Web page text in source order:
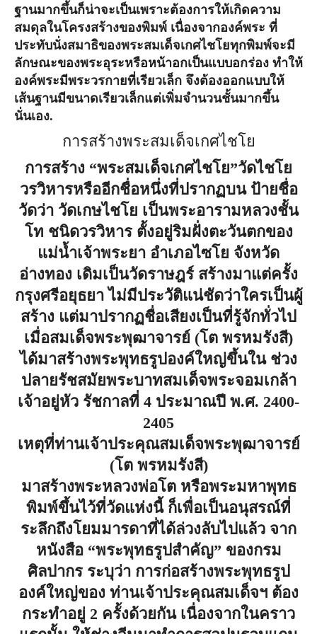
ฐานมากขึ้นก็น่าจะเป็นเพราะต้องการให้เกิดความ
สมดุลในโครงสร้างของพิมพ์ เนื่องจากองค์พระ ที่
ประทับนั่งสมาธิของพระสมเด็จเกศไชโยทุกพิมพ์จะมี
ลักษณะของพระอุระหรือหน้าอกเป็นแบบอกร่อง ทำให้
องค์พระมีพระวรกายที่เรียวเล็ก จึงต้องออกแบบให้
เส้นฐานมีขนาดเรียวเล็กแต่เพิ่มจำนวนชั้นมากขึ้น
นั่นเอง.
การสร้างพระสมเด็จเกศไชโย
การสร้าง “พระสมเด็จเกศไชโย”วัดไชโย
วรวิหารหรืออีกชื่อหนึ่งที่ปรากฏบน ป้ายชื่อ
วัดว่า วัดเกษไชโย เป็นพระอารามหลวงชั้น
โท ชนิดวรวิหาร ตั้งอยู่ริมฝั่งตะวันตกของ
แม่น้ำเจ้าพระยา อำเภอไซโย จังหวัด
อ่างทอง เดิมเป็นวัดราษฎร์ สร้างมาแต่ครั้ง
กรุงศรีอยุธยา ไม่มีประวัติแน่ชัดว่าใครเป็นผู้
สร้าง แต่มาปรากฏชื่อเสียงเป็นที่รู้จักทั่วไป
เมื่อสมเด็จพระพุฒาจารย์ (โต พรหมรังสี)
ได้มาสร้างพระพุทธรูปองค์ใหญ่ขึ้นใน ช่วง
ปลายรัชสมัยพระบาทสมเด็จพระจอมเกล้า
เจ้าอยู่หัว รัชกาลที่ 4 ประมาณปี พ.ศ. 2400-
2405
เหตุที่ท่านเจ้าประคุณสมเด็จพระพุฒาจารย์
(โต พรหมรังสี)
มาสร้างพระหลวงพ่อโต หรือพระมหาพุทธ
พิมพ์ขึ้นไว้ที่วัดแห่งนี้ ก็เพื่อเป็นอนุสรณ์ที่
ระลึกถึงโยมมารดาที่ได้ล่วงลับไปแล้ว จาก
หนังสือ “พระพุทธรูปสำคัญ” ของกรม
ศิลปากร ระบุว่า การก่อสร้างพระพุทธรูป
องค์ใหญ่ของ ท่านเจ้าประคุณสมเด็จฯ ต้อง
กระทำอยู่ 2 ครั้งด้วยกัน เนื่องจากในคราว